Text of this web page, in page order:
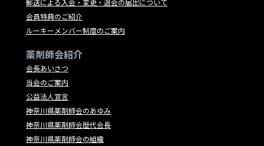
郵送による入会・変更・退会の届出について
会員特典のご紹介
ルーキーメンバー制度のご案内
薬剤師会紹介
会長あいさつ
当会のご案内
公益法人宣言
神奈川県薬剤師会のあゆみ
神奈川県薬剤師会歴代会長
神奈川県薬剤師会の組織